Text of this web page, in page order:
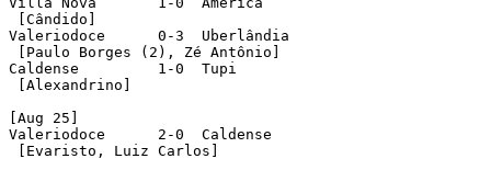
[Cândido]
Valeriodoce	 0-3  Uberlândia
[Paulo Borges (2), Zé Antônio]
Caldense	 1-0  Tupi
[Alexandrino]
[Aug 25]
Valeriodoce	 2-0  Caldense
[Evaristo, Luiz Carlos]